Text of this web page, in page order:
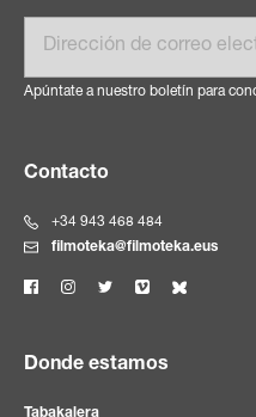
Apúntate a nuestro boletín para
Contacto
+34 943 468 484
filmoteka@filmoteka.eus
Donde estamos
Tabakalera